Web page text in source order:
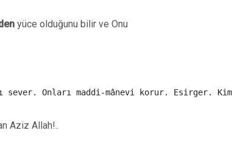
yüce olduğunu bilir ve Onu
Aziz Allah!..